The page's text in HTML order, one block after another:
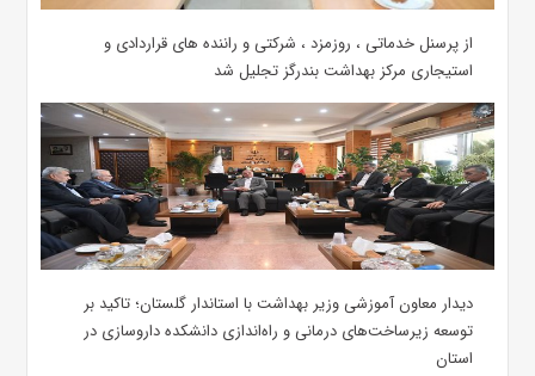
از پرسنل خدماتی ، روزمزد ، شرکتی و راننده های قراردادی و
استیجاری مرکز بهداشت بندرگز تجلیل شد
دیدار معاون آموزشی وزیر بهداشت با استاندار گلستان؛ تاکید بر
توسعه زیرساخت‌های درمانی و راه‌اندازی دانشکده داروسازی در
استان